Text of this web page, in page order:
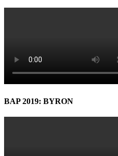
BAP 2019: BYRON